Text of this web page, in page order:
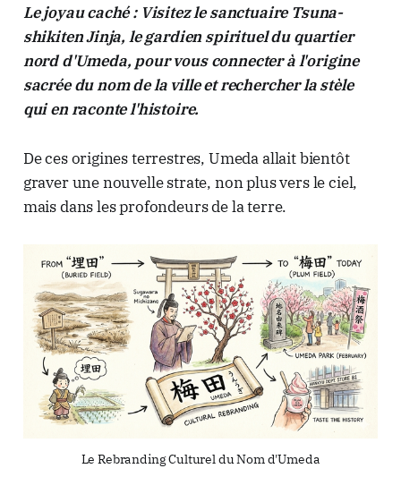
Le joyau caché : Visitez le sanctuaire Tsuna-
shikiten Jinja, le gardien spirituel du quartier
nord d'Umeda, pour vous connecter à l'origine
sacrée du nom de la ville et rechercher la stèle
qui en raconte l'histoire.
De ces origines terrestres, Umeda allait bientôt
graver une nouvelle strate, non plus vers le ciel,
mais dans les profondeurs de la terre.
Le Rebranding Culturel du Nom d'Umeda